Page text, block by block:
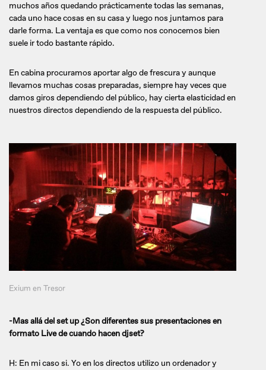
muchos años quedando prácticamente todas las semanas,
cada uno hace cosas en su casa y luego nos juntamos para
darle forma. La ventaja es que como nos conocemos bien
suele ir todo bastante rápido.
En cabina procuramos aportar algo de frescura y aunque
llevamos muchas cosas preparadas, siempre hay veces que
damos giros dependiendo del público, hay cierta elasticidad en
nuestros directos dependiendo de la respuesta del público.
Exium en Tresor
-Mas allá del set up ¿Son diferentes sus presentaciones en
formato Live de cuando hacen djset?
H: En mi caso si. Yo en los directos utilizo un ordenador y